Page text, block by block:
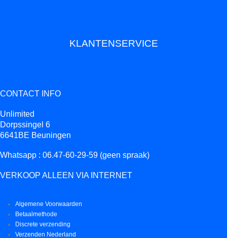
KLANTENSERVICE
CONTACT INFO
Unlimited
Dorpssingel 6
6641BE Beuningen
Whatsapp : 06.47-60-29-59 (geen spraak)
VERKOOP ALLEEN VIA INTERNET
Algemene Voorwaarden
Betaalmethode
Discrete verzending
Verzenden Nederland